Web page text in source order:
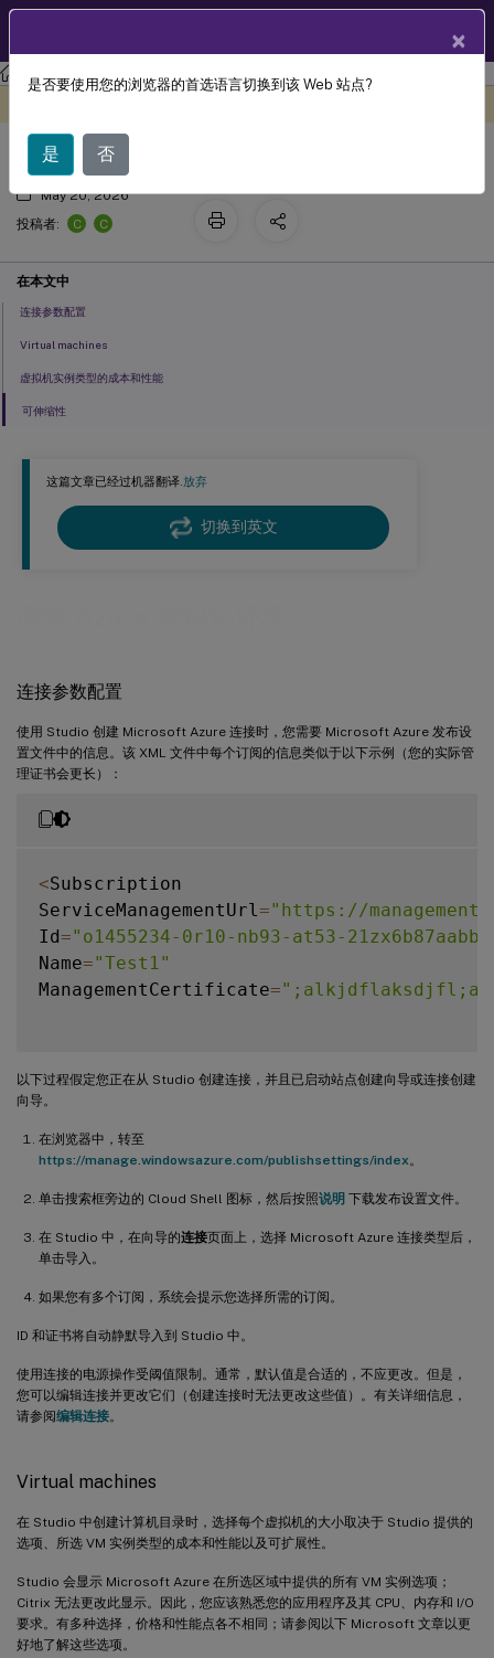
XenApp and XenDesktop XenApp 和 XenDesktop 7.15 LTSR
这篇文章已经过机器翻译.放弃
切换到英文
连接参数配置
使用 Studio 创建 Microsoft Azure 连接时，您需要 Microsoft Azure 发布设
置文件中的信息。该 XML 文件中每个订阅的信息类似于以下示例（您的实际管
理证书会更长）：
<Subscription
ServiceManagementUrl ="https://
Id="o1455234-0r10-nb93-at53-
Name="Test1"
ManagementCertificate=
以下过程假定您正在从 Studio 创建连接，并且已启动站点创建向导或连接创建
向导。
在浏览器中，转至
https://manage.windowsazure.com/publishsettings/index 。
单击搜索框旁边的 Cloud Shell 图标，然后按照说明 下载发布设置文件。
在 Studio 中，在向导的连接页面上，选择 Microsoft Azure 连接类型后，
单击导入。
如果您有多个订阅，系统会提示您选择所需的订阅。
ID 和证书将自动静默导入到 Studio 中。
使用连接的电源操作受阈值限制。通常，默认值是合适的，不应更改。但是，
您可以编辑连接并更改它们（创建连接时无法更改这些值）。有关详细信息，
请参阅编辑连接。
Virtual machines
在 Studio 中创建计算机目录时，选择每个虚拟机的大小取决于 Studio 提供的
选项、所选 VM 实例类型的成本和性能以及可扩展性。
Studio 会显示 Microsoft Azure 在所选区域中提供的所有 VM 实例选项；
Citrix 无法更改此显示。因此，您应该熟悉您的应用程序及其 CPU、内存和 I/O
要求。有多种选择，价格和性能点各不相同；请参阅以下 Microsoft 文章以更
好地了解这些选项。
微软 Azure 虚拟化环境
May 20, 2026
投稿者:
C C
在本文中
连接参数配置
Virtual machines
虚拟机实例类型的成本和性能
可伸缩性
×
是否要使用您的浏览器的首选语言切换到该 Web 站点?
是 否